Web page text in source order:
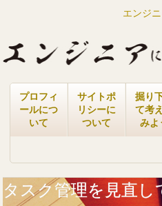
エンジ
プロフィ
ールにつ
いて
サイトポ
リシーに
ついて
掘り
て考
みよ
タスク管理を見直